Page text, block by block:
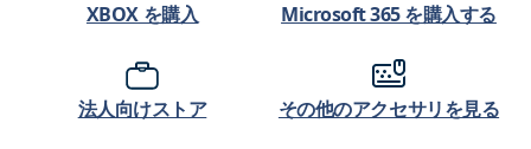
XBOX を購入 Microsoft 365 を購入する
法人向けストア その他のアクセサリを見る